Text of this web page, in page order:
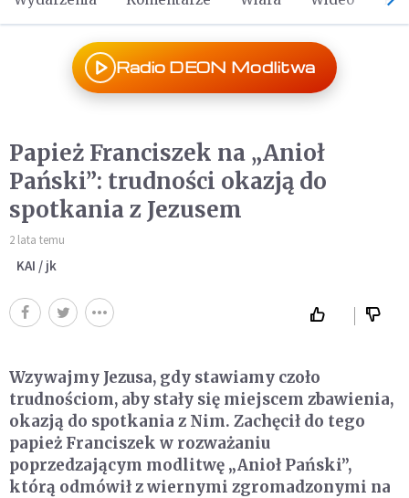
Radio DEON Modlitwa
Papież Franciszek na „Anioł
Pański”: trudności okazją do
spotkania z Jezusem
2 lata temu
KAI / jk
Wzywajmy Jezusa, gdy stawiamy czoło
trudnościom, aby stały się miejscem zbawienia,
okazją do spotkania z Nim. Zachęcił do tego
papież Franciszek w rozważaniu
poprzedzającym modlitwę „Anioł Pański”,
którą odmówił z wiernymi zgromadzonymi na